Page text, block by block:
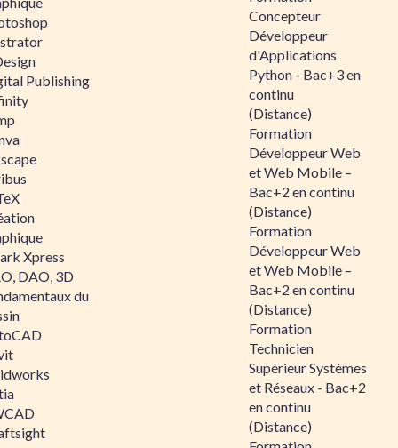
Publishing
Xpress
DAO, 3D
du
Concepteur
Développeur
d'Applications
Python - Bac+3 en
continu
(Distance)
Formation
Développeur Web
et Web Mobile –
Bac+2 en continu
(Distance)
Formation
Développeur Web
et Web Mobile –
Bac+2 en continu
(Distance)
Formation
Technicien
Supérieur Systèmes
et Réseaux - Bac+2
en continu
(Distance)